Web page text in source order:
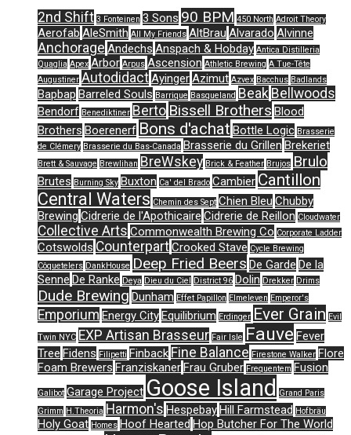
2nd Shift 3 Fonteinen 3 Sons 90 BPM 450 North Adroit Theory
Aerofab AleSmith All My Friends AltBrau Alvarado Alvinne
Anchorage Andechs Anspach & Hobday Antica Distilleria
Quaglia Apex Arbor Arpus Ascension Athletic Brewing A Tue-Tête
Augustiner AutodidactAyingerAzimut Azvex Bacchus Badlands
Bapbap Barreled Souls Barrique Basqueland Beak Bellwoods
Bendorf Benediktiner Berto Bissell Brothers Blood
Brothers Boerenerf Bons d'achat Bottle Logic Brasserie
de Clémery Brasserie du Bas-Canada Brasserie du Grillen Brekeriet
Brett & Sauvage Brewlihan BreWskey Brick & Feather Brujos Brulo
Brutes Burning Sky Buxton Ca' del Brado Cambier Cantillon
Central Waters Chemin des Sept Chien Bleu Chubby
Brewing Cidrerie de l'Apothicaire Cidrerie de Reillon Cloudwater
Collective Arts Commonwealth Brewing Co Corporate Ladder
Cotswolds CounterpartCrooked Stave Cycle Brewing
Côquetelers DankHouse Deep Fried Beers De Garde De la
Senne De Ranke Deya Dieu du Ciel District 96 Dolin Drekker Drims
Dude Brewing Dunham Effet Papillon Elmeleven Emperor's
Emporium Energy CityEquilibrium Erdinger Ever Grain Evil
Twin NYC EXP Artisan Brasseur Fair Isle Fauve Fever
Tree Fidens Filipetti Finback Fine Balance Firestone Walker Flore
Foam Brewers FranziskanerFrau Gruber Frequentem Fusion
Galibot Garage Project Goose Island
Grand Paris
Grimm H.Theoria Harmon's HespebayHill Farmstead Hofbräu
Holy Goat Homes Hoof Hearted Hop Butcher For The World